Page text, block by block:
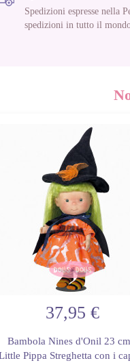
Spedizioni espresse nella
spedizioni in tutto il
37,95 €
Bambola Nines d'Onil 23
Pippa Streghetta con i